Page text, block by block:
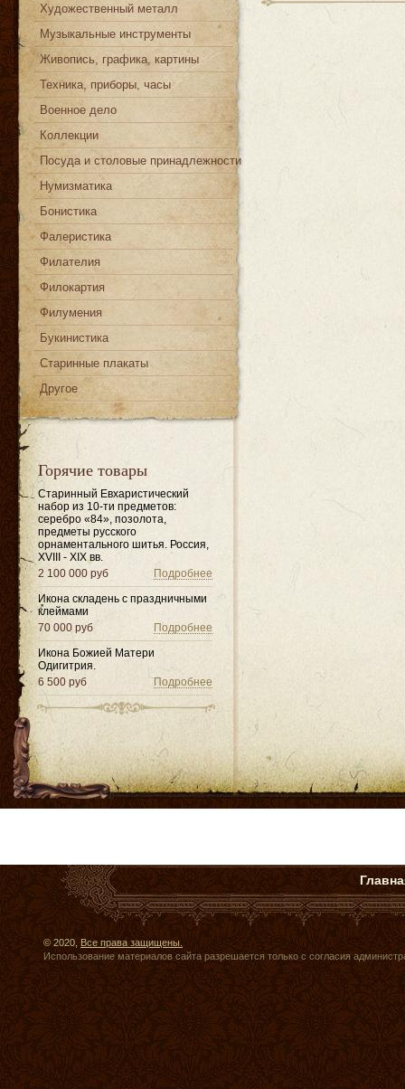
Художественный металл
Музыкальные инструменты
Живопись, графика, картины
Техника, приборы, часы
Военное дело
Коллекции
Посуда и столовые принадлежности
Нумизматика
Бонистика
Фалеристика
Филателия
Филокартия
Филумения
Букинистика
Старинные плакаты
Другое
Горячие товары
Старинный Евхаристический
набор из 10-ти предметов:
серебро «84», позолота,
предметы русского
орнаментального шитья. Россия,
XVIII - XIX вв.
Подробнее
2 100 000 руб
Икона складень с праздничными
клеймами
Подробнее
70 000 руб
Икона Божией Матери
Одигитрия.
Подробнее
6 500 руб
© 2020, Все права защищены.
Использование материалов сайта разрешается только с согласия